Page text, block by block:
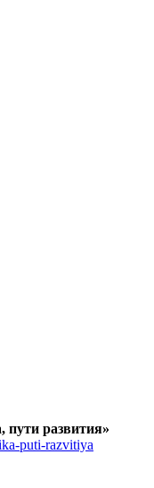
пути развития»
puti-razvitiya